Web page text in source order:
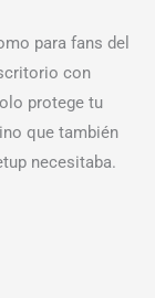
para fans del
con
protege tu
que también
necesitaba.